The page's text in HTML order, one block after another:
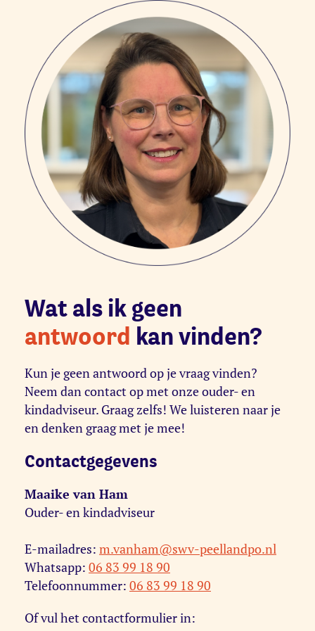
Wat als ik geen
antwoord kan vinden?
Kun je geen antwoord op je vraag vinden?
Neem dan contact op met onze ouder- en
kindadviseur. Graag zelfs! We luisteren naar je
en denken graag met je mee!
Contactgegevens
Maaike van Ham
Ouder- en kindadviseur
E-mailadres: m.vanham@swv-peellandpo.nl
Whatsapp: 06 83 99 18 90
Telefoonnummer: 06 83 99 18 90
Of vul het contactformulier in: